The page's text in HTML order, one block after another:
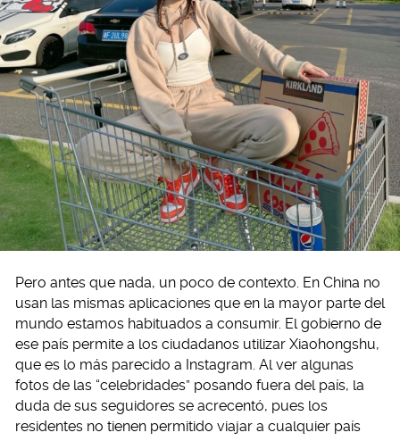
Pero antes que nada, un poco de contexto. En China no
usan las mismas aplicaciones que en la mayor parte del
mundo estamos habituados a consumir. El gobierno de
ese país permite a los ciudadanos utilizar Xiaohongshu,
que es lo más parecido a Instagram. Al ver algunas
fotos de las “celebridades” posando fuera del país, la
duda de sus seguidores se acrecentó, pues los
residentes no tienen permitido viajar a cualquier país